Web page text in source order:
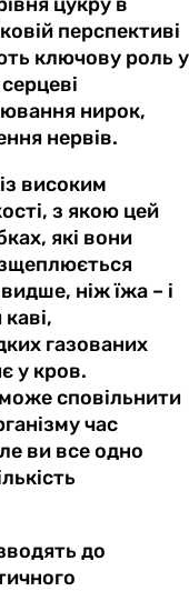
перспективі
ключову роль у
нирок,
нервів.
високим
з якою цей
які вони
ніж їжа – і
газованих
у кров.
сповільнити
час
ви все одно
до